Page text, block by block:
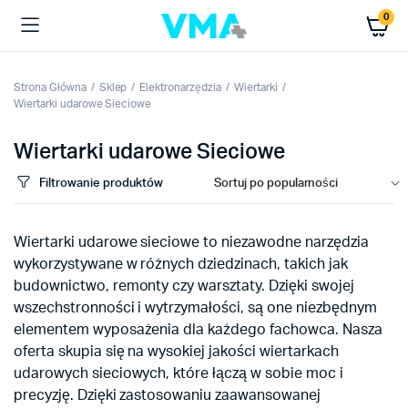
0
Strona Główna Sklep Elektronarzędzia
Wiertarki
Wiertarki udarowe Sieciowe
Wiertarki udarowe Sieciowe
Filtrowanie produktów
Wiertarki udarowe sieciowe to niezawodne narzędzia
wykorzystywane w różnych dziedzinach, takich jak
budownictwo, remonty czy warsztaty. Dzięki swojej
wszechstronności i wytrzymałości, są one niezbędnym
elementem wyposażenia dla każdego fachowca. Nasza
oferta skupia się na wysokiej jakości wiertarkach
udarowych sieciowych, które łączą w sobie moc i
precyzję. Dzięki zastosowaniu zaawansowanej